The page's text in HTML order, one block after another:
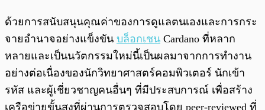
ด้วยการสนับสนุนคุณค่าของการดูแลตนเองและการกระ
จายอำนาจอย่างแข็งขัน บล็อกเชน Cardano ที่หลาก
หลายและเป็นนวัตกรรมใหม่นี้เป็นผลมาจากการทำงาน
อย่างต่อเนื่องของนักวิทยาศาสตร์คอมพิวเตอร์ นักเข้า
รหัส และผู้เชี่ยวชาญคนอื่นๆ ที่มีประสบการณ์ เพื่อสร้าง
เครือข่ายขั้นสูงที่ผ่านการตรวจสอบโดย peer-reviewed ที่